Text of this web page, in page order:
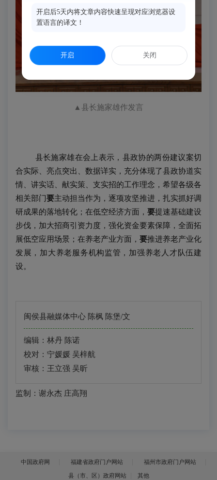
▲县长施家雄作发言
县长施家雄在会上表示，县政协的两份建议案切
合实际、亮点突出、数据详实，充分体现了县政协道实
情、讲实话、献实策、支实招的工作理念，希望各级各
相关部门要主动担当作为，逐项攻坚推进，扎实抓好调
研成果的落地转化；在低空经济方面， 要提速基础建设
步伐，加大招商引资力度，强化资金要素保障，全面拓
展低空应用场景；在养老产业方面， 要推进养老产业化
发展，加大养老服务机构监管，加强养老人才队伍建
设。
闽侯县融媒体中心 陈枫 陈堡/文
编辑：林丹 陈诺
校对：宁媛媛 吴梓航
审核：王立强 吴昕
监制：谢永杰 庄高翔
中国政府网 福建省政府门户网站
福州市政府门户网站
县（市、区）政府网站
其他
开启后5天内将文章内容快速呈现对应浏览器设
置语言的译文！
开启 关闭